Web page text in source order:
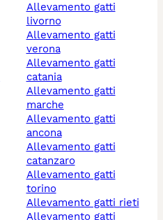
allevamento gatti
livorno
allevamento gatti
verona
allevamento gatti
catania
allevamento gatti
marche
allevamento gatti
ancona
allevamento gatti
catanzaro
allevamento gatti
torino
allevamento gatti rieti
allevamento gatti